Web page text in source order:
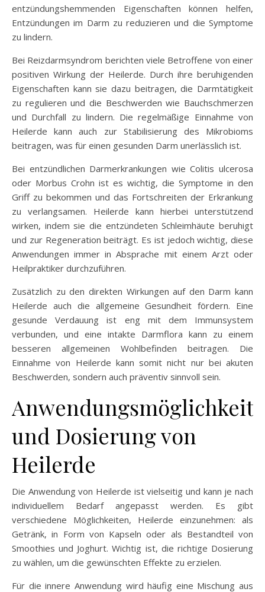
entzündungshemmenden Eigenschaften können helfen,
Entzündungen im Darm zu reduzieren und die Symptome
zu lindern.
Bei Reizdarmsyndrom berichten viele Betroffene von einer
positiven Wirkung der Heilerde. Durch ihre beruhigenden
Eigenschaften kann sie dazu beitragen, die Darmtätigkeit
zu regulieren und die Beschwerden wie Bauchschmerzen
und Durchfall zu lindern. Die regelmäßige Einnahme von
Heilerde kann auch zur Stabilisierung des Mikrobioms
beitragen, was für einen gesunden Darm unerlässlich ist.
Bei entzündlichen Darmerkrankungen wie Colitis ulcerosa
oder Morbus Crohn ist es wichtig, die Symptome in den
Griff zu bekommen und das Fortschreiten der Erkrankung
zu verlangsamen. Heilerde kann hierbei unterstützend
wirken, indem sie die entzündeten Schleimhäute beruhigt
und zur Regeneration beiträgt. Es ist jedoch wichtig, diese
Anwendungen immer in Absprache mit einem Arzt oder
Heilpraktiker durchzuführen.
Zusätzlich zu den direkten Wirkungen auf den Darm kann
Heilerde auch die allgemeine Gesundheit fördern. Eine
gesunde Verdauung ist eng mit dem Immunsystem
verbunden, und eine intakte Darmflora kann zu einem
besseren allgemeinen Wohlbefinden beitragen. Die
Einnahme von Heilerde kann somit nicht nur bei akuten
Beschwerden, sondern auch präventiv sinnvoll sein.
und Dosierung von
Heilerde
Die Anwendung von Heilerde ist vielseitig und kann je nach
individuellem Bedarf angepasst werden. Es gibt
verschiedene Möglichkeiten, Heilerde einzunehmen: als
Getränk, in Form von Kapseln oder als Bestandteil von
Smoothies und Joghurt. Wichtig ist, die richtige Dosierung
zu wählen, um die gewünschten Effekte zu erzielen.
Für die innere Anwendung wird häufig eine Mischung aus